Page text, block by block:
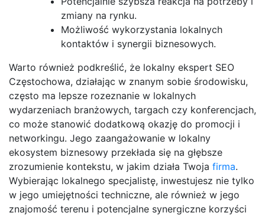
zmiany na rynku.
Możliwość wykorzystania lokalnych
kontaktów i synergii biznesowych.
Warto również podkreślić, że lokalny ekspert SEO
Częstochowa, działając w znanym sobie środowisku,
często ma lepsze rozeznanie w lokalnych
wydarzeniach branżowych, targach czy konferencjach,
co może stanowić dodatkową okazję do promocji i
networkingu. Jego zaangażowanie w lokalny
ekosystem biznesowy przekłada się na głębsze
zrozumienie kontekstu, w jakim działa Twoja firma.
Wybierając lokalnego specjalistę, inwestujesz nie tylko
w jego umiejętności techniczne, ale również w jego
znajomość terenu i potencjalne synergiczne korzyści